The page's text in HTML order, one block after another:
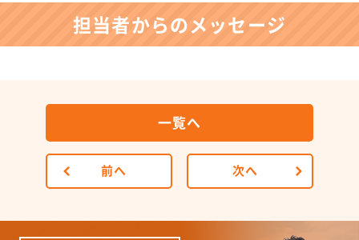
担当者からのメッセージ
前へ
一覧へ
次へ